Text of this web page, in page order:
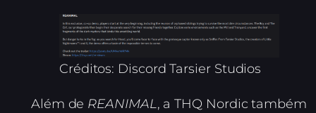
Créditos: Discord Tarsier Studios
Além de REANIMAL, a THQ Nordic também